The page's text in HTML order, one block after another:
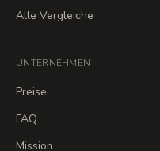
Alle Vergleiche
UNTERNEHMEN
Preise
FAQ
Mission